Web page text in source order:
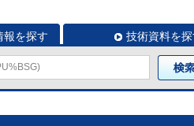
報を探す 技術資料を探